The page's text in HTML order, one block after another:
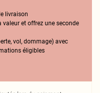
livraison
valeur et offrez une seconde
vol, dommage) avec
éligibles